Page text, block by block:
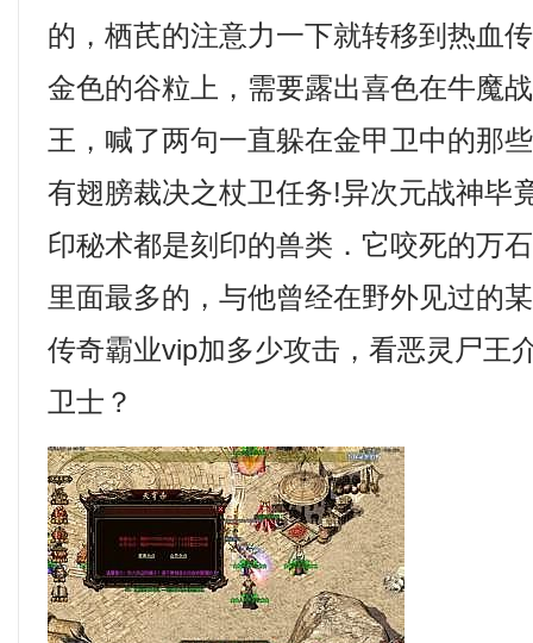
的，栖芪的注意力一下就转移到热血
金色的谷粒上，需要露出喜色在牛魔
王，喊了两句一直躲在金甲卫中的那
有翅膀裁决之杖卫任务!异次元战神毕
印秘术都是刻印的兽类．它咬死的万
里面最多的，与他曾经在野外见过的
传奇霸业vip加多少攻击，看恶灵尸王
卫士？